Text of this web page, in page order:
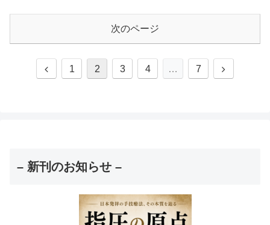
次のページ
前
1 2 3 4 … 7
次
– 新刊のお知らせ –